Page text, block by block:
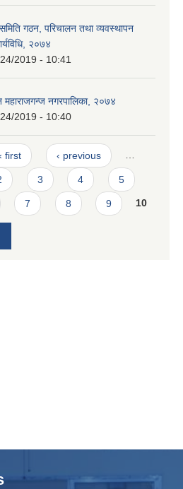
गठन, परिचालन तथा व्यवस्थापन
२०७४
2019 - 10:41
महाराजगन्ज नगरपालिका, २०७४
2019 - 10:40
first ‹ previous …
3 4 5
7 8 9 10